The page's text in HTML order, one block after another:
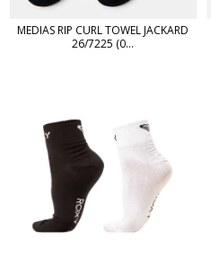
MEDIAS RIP CURL TOWEL JACKARD
26/7225 (0...